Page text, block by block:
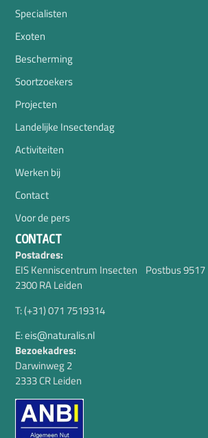
Specialisten
Exoten
Bescherming
Soortzoekers
Projecten
Landelijke Insectendag
Activiteiten
Werken bij
Contact
Voor de pers
CONTACT
Postadres:
EIS Kenniscentrum Insecten Postbus 9517
2300 RA Leiden
T: (+31) 071 7519314
E: eis@naturalis.nl
Bezoekadres:
Darwinweg 2
2333 CR Leiden